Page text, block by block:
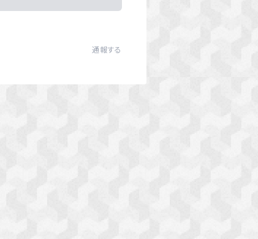
通報する